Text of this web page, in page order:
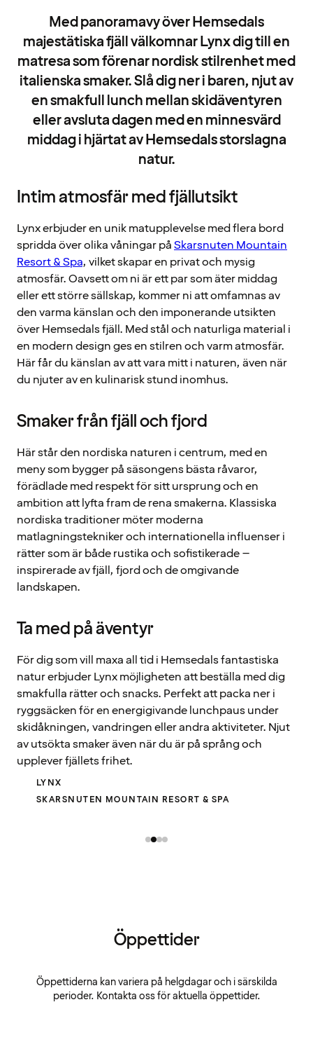
Med panoramavy över Hemsedals
majestätiska fjäll välkomnar Lynx dig till en
matresa som förenar nordisk stilrenhet med
italienska smaker. Slå dig ner i baren, njut av
en smakfull lunch mellan skidäventyren
eller avsluta dagen med en minnesvärd
middag i hjärtat av Hemsedals storslagna
natur.
Intim atmosfär med fjällutsikt
Lynx erbjuder en unik matupplevelse med flera bord
spridda över olika våningar påSkarsnuten Mountain
Resort & Spa, vilket skapar en privat och mysig
atmosfär. Oavsett om ni är ett par som äter middag
eller ett större sällskap, kommer ni att omfamnas av
den varma känslan och den imponerande utsikten
över Hemsedals fjäll. Med stål och naturliga material i
en modern design ges en stilren och varm atmosfär.
Här får du känslan av att vara mitt i naturen, även när
du njuter av en kulinarisk stund inomhus.
Smaker från fjäll och fjord
Här står den nordiska naturen i centrum, med en
meny som bygger på säsongens bästa råvaror,
förädlade med respekt för sitt ursprung och en
ambition att lyfta fram de rena smakerna. Klassiska
nordiska traditioner möter moderna
matlagningstekniker och internationella influenser i
rätter som är både rustika och sofistikerade –
inspirerade av fjäll, fjord och de omgivande
landskapen.
Ta med på äventyr
För dig som vill maxa all tid i Hemsedals fantastiska
natur erbjuder Lynx möjligheten att beställa med dig
smakfulla rätter och snacks. Perfekt att packa ner i
ryggsäcken för en energigivande lunchpaus under
skidåkningen, vandringen eller andra aktiviteter. Njut
av utsökta smaker även när du är på språng och
upplever fjällets frihet.
LYNX
SKARSNUTEN MOUNTAIN RESORT & SPA
Öppettider
Öppettiderna kan variera på helgdagar och i särskilda
perioder. Kontakta oss för aktuella öppettider.